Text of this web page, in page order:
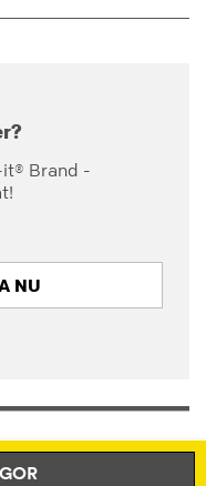
Brand -
NU